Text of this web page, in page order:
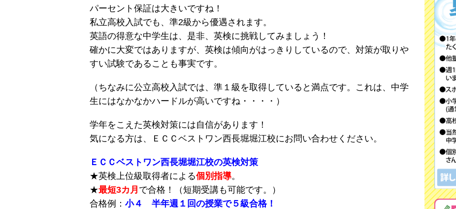
パーセント保証は大きいですね！
私立高校入試でも、準2級から優遇されます。
英語の得意な中学生は、是非、英検に挑戦してみましょう！
確かに大変ではありますが、英検は傾向がはっきりしているので、対策が取りや
すい試験であることも事実です。
（ちなみに公立高校入試では、準１級を取得していると満点です。これは、中学
生にはなかなかハードルが高いですね・・・・）
学年をこえた英検対策には自信があります！
気になる方は、ＥＣＣベストワン西長堀堀江校にお問い合わせください。
ＥＣＣベストワン西長堀堀江校の英検対策
★英検上位級取得者による個別指導。
★最短3カ月 で合格！（短期受講も可能です。）
合格例： 小４ 半年週１回の授業で５級合格！